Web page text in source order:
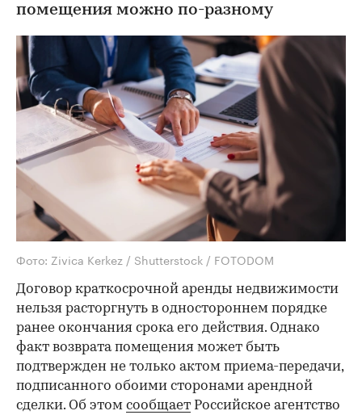
помещения можно по-разному
Фото: Zivica Kerkez / Shutterstock / FOTODOM
Договор краткосрочной аренды недвижимости
нельзя расторгнуть в одностороннем порядке
ранее окончания срока его действия. Однако
факт возврата помещения может быть
подтвержден не только актом приема-передачи,
подписанного обоими сторонами арендной
сделки. Об этом сообщает Российское агентство